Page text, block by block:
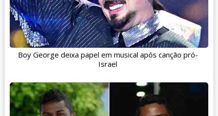
Boy George deixa papel em musical após canção pró-
Israel